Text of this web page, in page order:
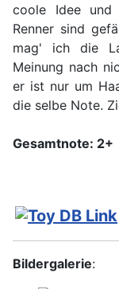
coole Idee und
Renner sind
mag' ich die
Meinung nach
er ist nur um
die selbe Note.
Gesamtnote: 2+
Bildergalerie: